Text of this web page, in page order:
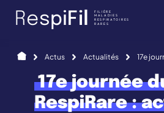
Respi Fi FILIÈRE
MALADIES
RESPIRATOIRES
RARES
AccueilActus Actualités 17e
17e journée
RespiRare :